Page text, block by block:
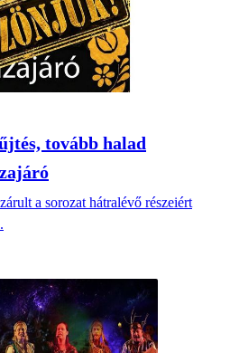
tovább halad
a sorozat hátralévő részeiért